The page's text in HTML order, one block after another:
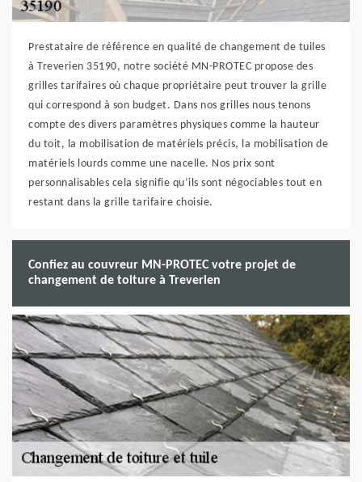
Prestataire de référence en qualité de changement de tuiles
à Treverien 35190, notre société MN-PROTEC propose des
grilles tarifaires où chaque propriétaire peut trouver la grille
qui correspond à son budget. Dans nos grilles nous tenons
compte des divers paramètres physiques comme la hauteur
du toit, la mobilisation de matériels précis, la mobilisation de
matériels lourds comme une nacelle. Nos prix sont
personnalisables cela signifie qu’ils sont négociables tout en
restant dans la grille tarifaire choisie.
Confiez au couvreur MN-PROTEC votre projet de
changement de toiture à Treverien